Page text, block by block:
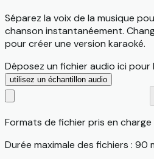
Séparez la voix de la musique
chanson instantanéement.
pour créer une version karaoké.
Déposez un fichier audio ici pour
utilisez un échantillon audio
Formats de fichier pris en charge
Durée maximale des fichiers : 90